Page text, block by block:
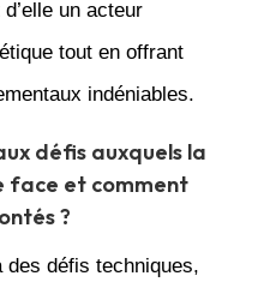
un acteur
tout en offrant
indéniables.
défis auxquels la
face et comment
?
des défis techniques,